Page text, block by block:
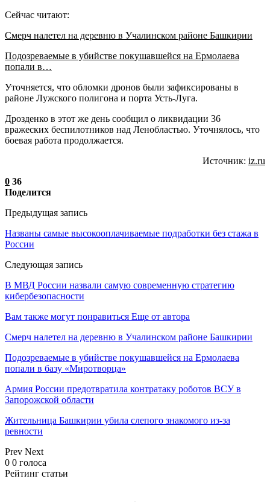
Сейчас читают:
Смерч налетел на деревню в Учалинском районе Башкирии
Подозреваемые в убийстве покушавшейся на Ермолаева
попали в…
Уточняется, что обломки дронов были зафиксированы в
районе Лужского полигона и порта Усть-Луга.
Дрозденко в этот же день сообщил о ликвидации 36
вражеских беспилотников над Ленобластью. Уточнялось, что
боевая работа продолжается.
Источник: iz.ru
0 36
Поделится
Предыдущая запись
Названы самые высокооплачиваемые подработки без стажа в
России
Следующая запись
В МВД России назвали самую современную стратегию
кибербезопасности
Вам также могут понравиться Еще от автора
Смерч налетел на деревню в Учалинском районе Башкирии
Подозреваемые в убийстве покушавшейся на Ермолаева
попали в базу «Миротворца»
Армия России предотвратила контратаку роботов ВСУ в
Запорожской области
Жительница Башкирии убила слепого знакомого из-за
ревности
Prev Next
0 0 голоса
Рейтинг статьи